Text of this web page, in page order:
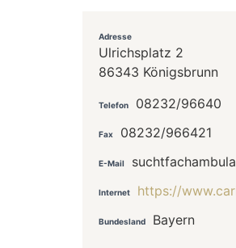
Adresse
Ulrichsplatz 2
86343 Königsbrunn
Telefon 08232/96640
Fax 08232/966421
E-Mail
Internet https://
Bundesland Bayern